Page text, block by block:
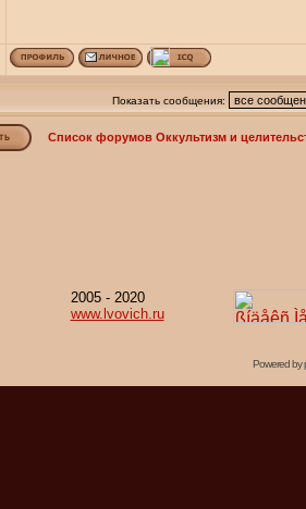
Показать сообщения:
Список форумов Оккультизм и
2005 - 2020
www.lvovich.ru
Powered by